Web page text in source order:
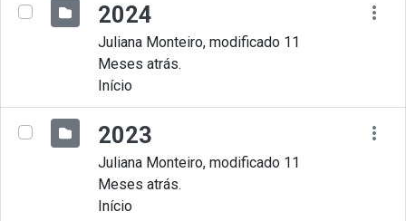
2024
Juliana Monteiro, modificado 11
Meses atrás.
Início
2023
Juliana Monteiro, modificado 11
Meses atrás.
Início